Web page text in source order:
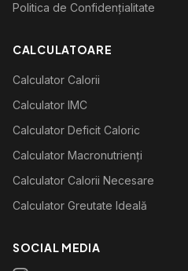
Politica de Confidențialitate
CALCULATOARE
Calculator Calorii
Calculator IMC
Calculator Deficit Caloric
Calculator Macronutrienți
Calculator Calorii Necesare
Calculator Greutate Ideală
SOCIAL MEDIA